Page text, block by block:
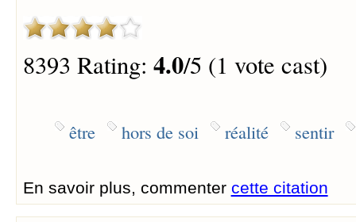
8393 Rating: 4.0/5 (1 vote cast)
être hors de soi réalité sentir
En savoir plus, commenter cette citation